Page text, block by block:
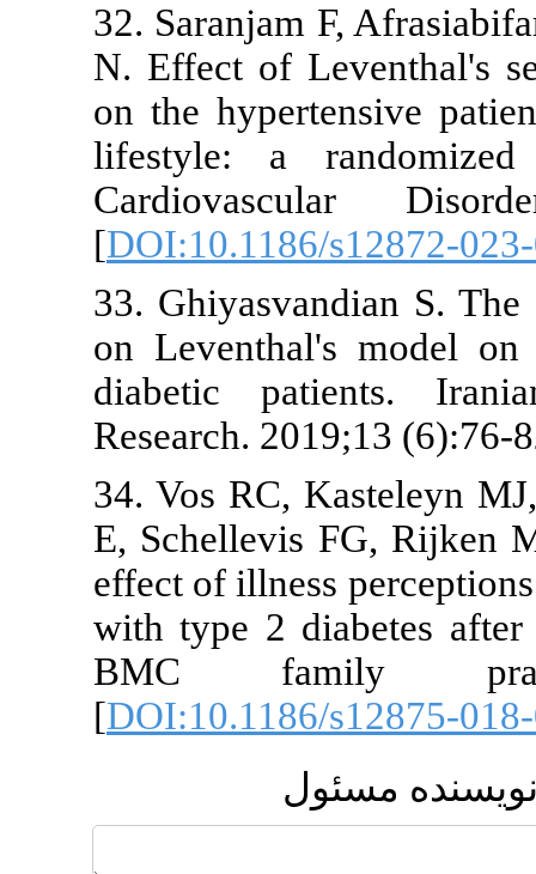
32.
N. Effect of
on the
lifestyle: a
[
33.
on
diabetic
Research.
34. Vos RC,
E,
effect of
with type 2
BMC
[